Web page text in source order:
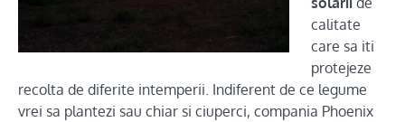
calitate
care sa iti
protejeze
recolta de diferite intemperii. Indiferent de ce legume
vrei sa plantezi sau chiar si ciuperci, compania Phoenix